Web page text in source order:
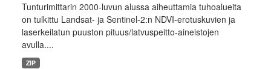
Tunturimittarin 2000-luvun alussa aiheuttamia tuhoalueita
on tulkittu Landsat- ja Sentinel-2:n NDVI-erotuskuvien ja
laserkeilatun puuston pituus/latvuspeitto-aineistojen
avulla....
ZIP